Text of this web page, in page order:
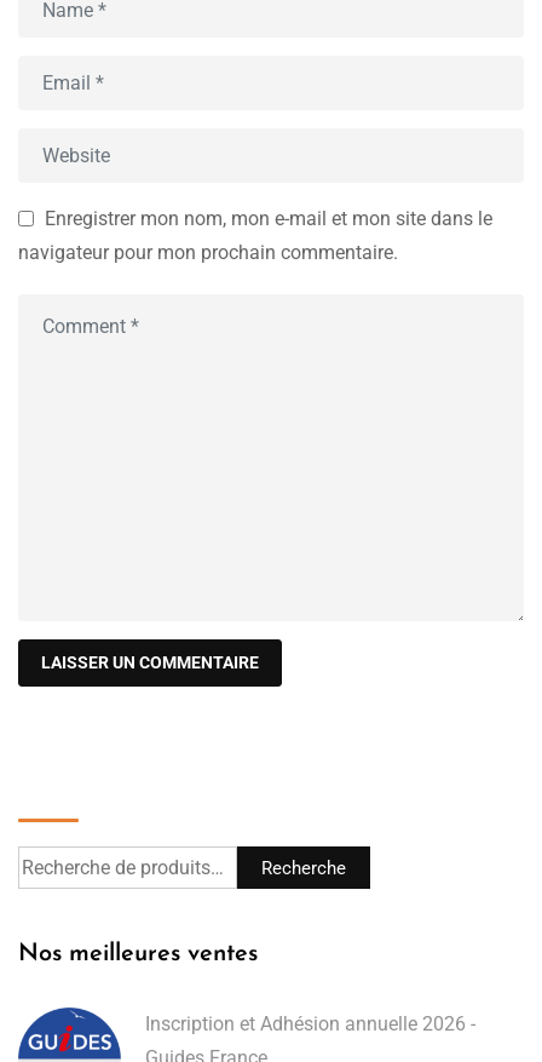
Enregistrer mon nom, mon e-mail et mon site dans le
navigateur pour mon prochain commentaire.
Recherche
Nos meilleures ventes
Inscription et Adhésion annuelle 2026 -